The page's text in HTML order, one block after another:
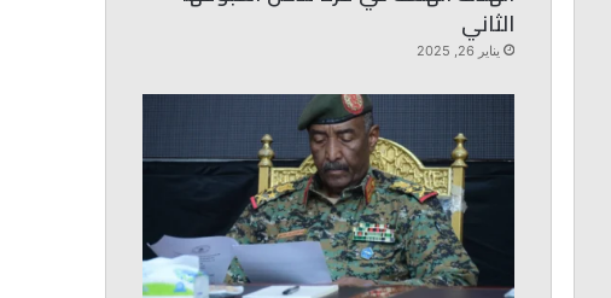
الثاني
يناير 26, 2025